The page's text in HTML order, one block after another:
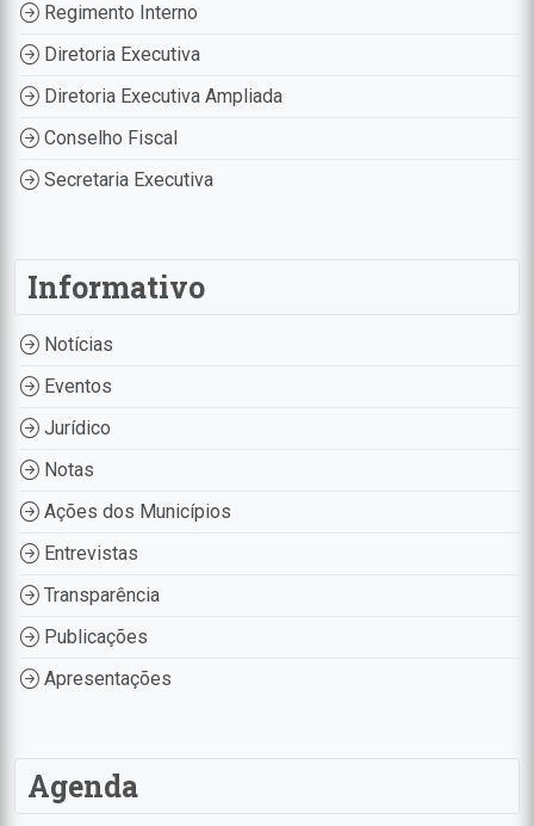
Regimento Interno
Diretoria Executiva
Diretoria Executiva Ampliada
Conselho Fiscal
Secretaria Executiva
Informativo
Notícias
Eventos
Jurídico
Notas
Ações dos Municípios
Entrevistas
Transparência
Publicações
Apresentações
Agenda